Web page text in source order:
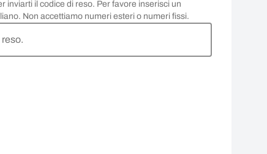
inviarti il codice di reso. Per favore inserisci un
Non accettiamo numeri esteri o numeri fissi.